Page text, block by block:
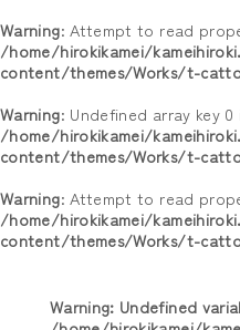
Warning: Attempt to read
/home/hirokikamei/
content/themes/Works/t-
Warning: Undefined array key 0
/home/hirokikamei/
content/themes/Works/t-
Warning: Attempt to read
/home/hirokikamei/
content/themes/Works/t-
Warning: Undefined